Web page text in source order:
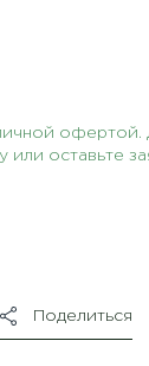
офертой.
оставьте
Поделиться